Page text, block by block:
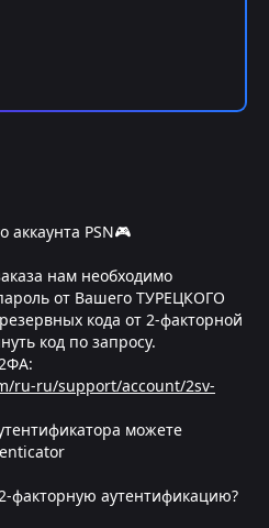
аккаунта PSN🎮
нам необходимо
от Вашего ТУРЕЦКОГО
кода от 2-факторной
код по запросу.
ru-ru/support/account/2sv-
можете
факторную аутентификацию?